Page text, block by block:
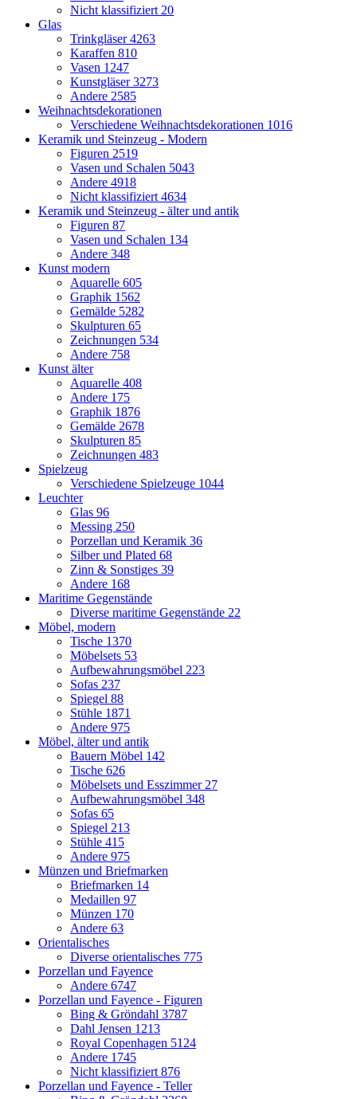
Nicht klassifiziert 20
Glas
Trinkgläser4263
Karaffen 810
Vasen 1247
Kunstgläser3273
Andere 2585
Weihnachtsdekorationen
Verschiedene Weihnachtsdekorationen 1016
Keramik und Steinzeug - Modern
Figuren 2519
Vasen und Schalen 5043
Andere 4918
Nicht klassifiziert 4634
Keramik und Steinzeug - älter und antik
Figuren 87
Vasen und Schalen 134
Andere 348
Kunst modern
Aquarelle 605
Graphik 1562
Gemälde 5282
Skulpturen 65
Zeichnungen 534
Andere 758
Kunst älter
Aquarelle 408
Andere 175
Graphik 1876
Gemälde 2678
Skulpturen 85
Zeichnungen 483
Spielzeug
Verschiedene Spielzeuge 1044
Leuchter
Glas 96
Messing 250
Porzellan und Keramik 36
Silber und Plated 68
Zinn & Sonstiges 39
Andere 168
Maritime Gegenstände
Diverse maritime Gegenstände 22
Möbel, modern
Tische 1370
Möbelsets 53
Aufbewahrungsmöbel 223
Sofas 237
Spiegel 88
Stühle 1871
Andere 975
Möbel, älter und antik
Bauern Möbel 142
Tische 626
Möbelsets und Esszimmer 27
Aufbewahrungsmöbel 348
Sofas 65
Spiegel 213
Stühle 415
Andere 975
Münzen und Briefmarken
Briefmarken 14
Medaillen 97
Münzen 170
Andere 63
Orientalisches
Diverse orientalisches 775
Porzellan und Fayence
Andere 6747
Porzellan und Fayence - Figuren
Bing & Gröndahl 3787
Dahl Jensen 1213
Royal Copenhagen 5124
Andere 1745
Nicht klassifiziert 876
Porzellan und Fayence - Teller